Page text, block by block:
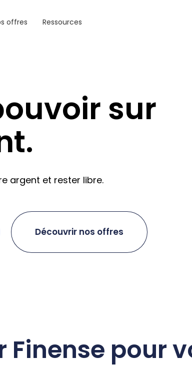
offres Ressources
sur
argent et rester libre.
Découvrir nos offres
Finense pour